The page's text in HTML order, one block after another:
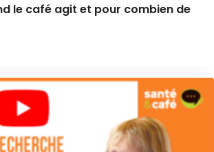
le café agit et pour combien de